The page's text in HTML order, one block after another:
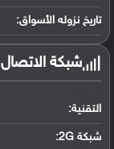
تاريخ نزوله الأسواق:
شبكة الاتصال
التقنية:
شبكة 2G: